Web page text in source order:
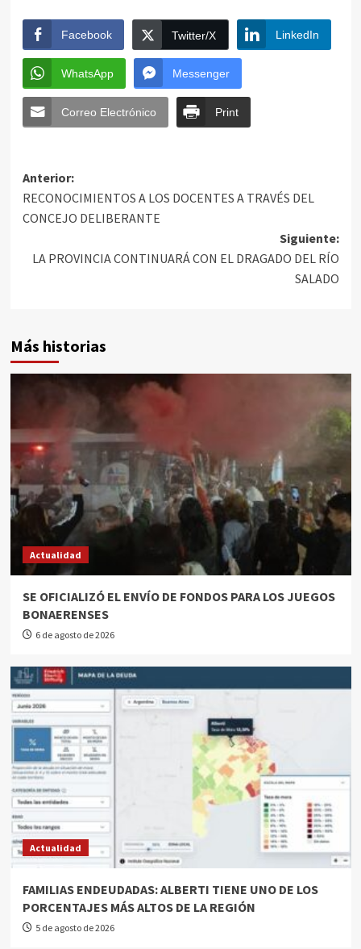
Facebook Twitter/X LinkedIn
WhatsApp Messenger
Correo Electrónico Print
Anterior:
RECONOCIMIENTOS A LOS DOCENTES A TRAVÉS DEL
CONCEJO DELIBERANTE
Siguiente:
LA PROVINCIA CONTINUARÁ CON EL DRAGADO DEL RÍO
SALADO
Más historias
Actualidad
SE OFICIALIZÓ EL ENVÍO DE FONDOS PARA LOS JUEGOS
BONAERENSES
6 de agosto de 2026
Actualidad
FAMILIAS ENDEUDADAS: ALBERTI TIENE UNO DE LOS
PORCENTAJES MÁS ALTOS DE LA REGIÓN
5 de agosto de 2026